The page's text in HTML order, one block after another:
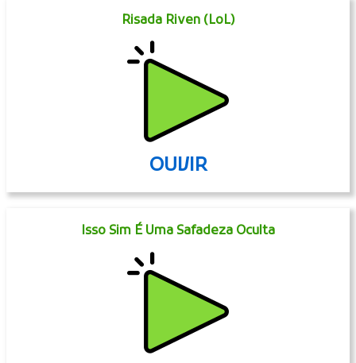
Risada Riven (LoL)
OUVIR
Isso Sim É Uma Safadeza Oculta